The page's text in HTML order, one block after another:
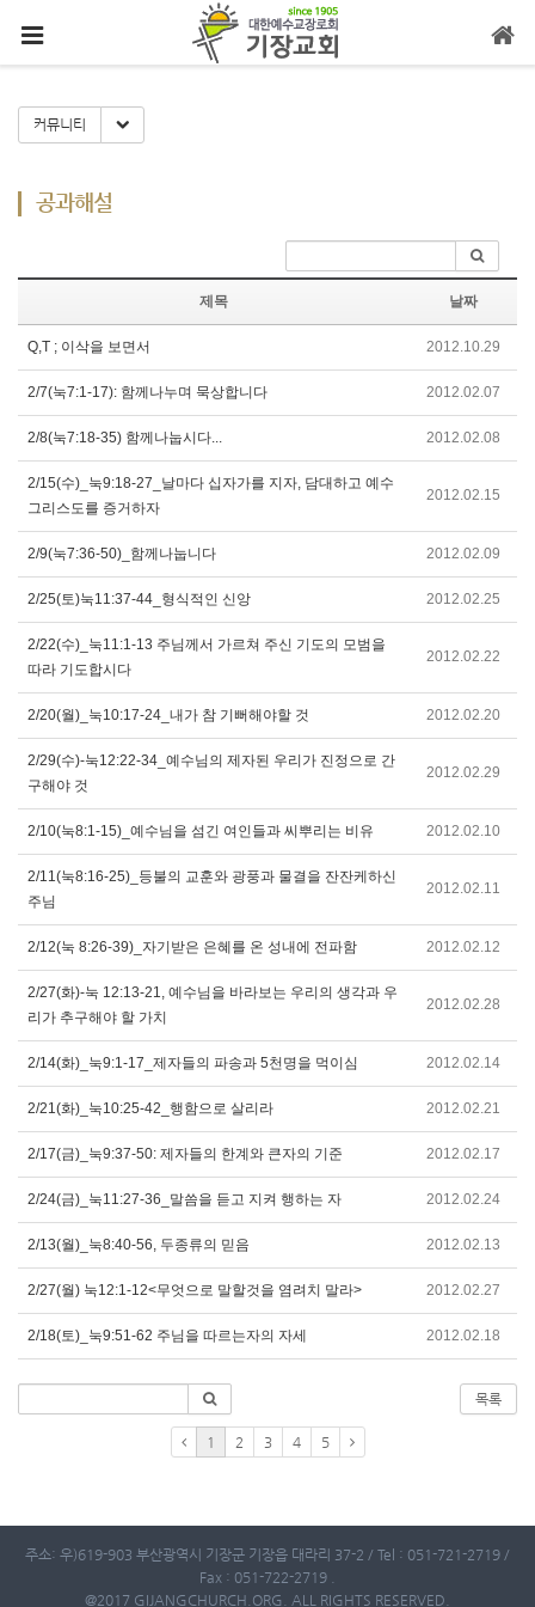
커뮤니티 Toggle Dropdown
공과해설
제목 날짜
Q,T ; 이삭을 보면서 2012.10.29
2/7(눅7:1-17): 함께나누며 묵상합니다 2012.02.07
2/8(눅7:18-35) 함께나눕시다... 2012.02.08
2/15(수)_눅9:18-27_날마다 십자가를 지자, 담대하고 예수
그리스도를 증거하자
2012.02.15
2/9(눅7:36-50)_함께나눕니다 2012.02.09
2/25(토)눅11:37-44_형식적인 신앙 2012.02.25
2/22(수)_눅11:1-13 주님께서 가르쳐 주신 기도의 모범을
따라 기도합시다
2012.02.22
2/20(월)_눅10:17-24_내가 참 기뻐해야할 것 2012.02.20
2/29(수)-눅12:22-34_예수님의 제자된 우리가 진정으로 간
구해야 것
2012.02.29
2/10(눅8:1-15)_예수님을 섬긴 여인들과 씨뿌리는 비유 2012.02.10
2/11(눅8:16-25)_등불의 교훈와 광풍과 물결을 잔잔케하신
주님
2012.02.11
2/12(눅 8:26-39)_자기받은 은혜를 온 성내에 전파함 2012.02.12
2/27(화)-눅 12:13-21, 예수님을 바라보는 우리의 생각과 우
리가 추구해야 할 가치
2012.02.28
2/14(화)_눅9:1-17_제자들의 파송과 5천명을 먹이심 2012.02.14
2/21(화)_눅10:25-42_행함으로 살리라 2012.02.21
2/17(금)_눅9:37-50: 제자들의 한계와 큰자의 기준 2012.02.17
2/24(금)_눅11:27-36_말씀을 듣고 지켜 행하는 자 2012.02.24
2/13(월)_눅8:40-56, 두종류의 믿음 2012.02.13
2/27(월) 눅12:1-12<무엇으로 말할것을 염려치 말라> 2012.02.27
2/18(토)_눅9:51-62 주님을 따르는자의 자세 2012.02.18
목록
1 2 3 4 5
주소: 우)619-903 부산광역시 기장군 기장읍 대라리 37-2 / Tel : 051-721-2719 /
Fax : 051-722-2719 .
@2017 GIJANGCHURCH.ORG. ALL RIGHTS RESERVED.